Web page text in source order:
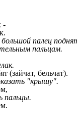
-
палец
пальцам.
(зайчат, бельчат).
"крышу".